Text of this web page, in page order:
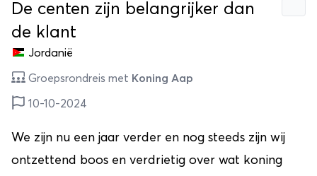
De centen zijn belangrijker dan
de klant
Jordanië
Groepsrondreis met Koning Aap
10-10-2024
We zijn nu een jaar verder en nog steeds zijn wij
ontzettend boos en verdrietig over wat koning